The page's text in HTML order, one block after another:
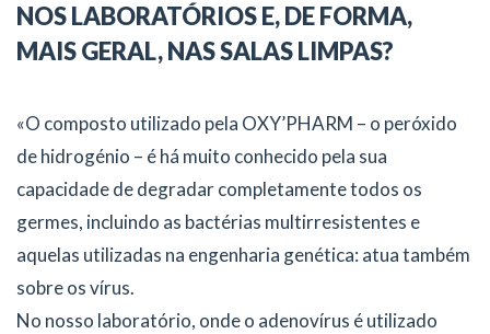
NOS LABORATÓRIOS E, DE FORMA,
MAIS GERAL, NAS SALAS LIMPAS?
«O composto utilizado pela OXY’PHARM – o peróxido
de hidrogénio – é há muito conhecido pela sua
capacidade de degradar completamente todos os
germes, incluindo as bactérias multirresistentes e
aquelas utilizadas na engenharia genética: atua também
sobre os vírus.
No nosso laboratório, onde o adenovírus é utilizado